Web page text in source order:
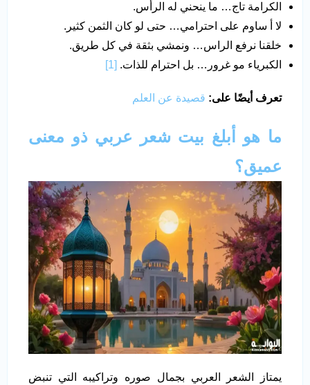
الكرامة تاج… ما ينحني له الرأس.
لا أ ساوم على احترامي… حتى لو كان الثمن كثير.
خلقنا نرفع الراس… ونمشي بثقة في كل طريق.
الكبرياء مو غرور… بل احترام للذات. [1]
تعرف أيضًا على: قصيدة عن العلم
ما هو أبلغ بيت شعر عربي ذو معنى
عميق؟
يمتاز الشعر العربي بجمال صوره وتراكيبه التي تنبض